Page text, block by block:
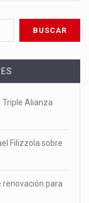
Triple Alianza
Filizzola sobre
renovación para